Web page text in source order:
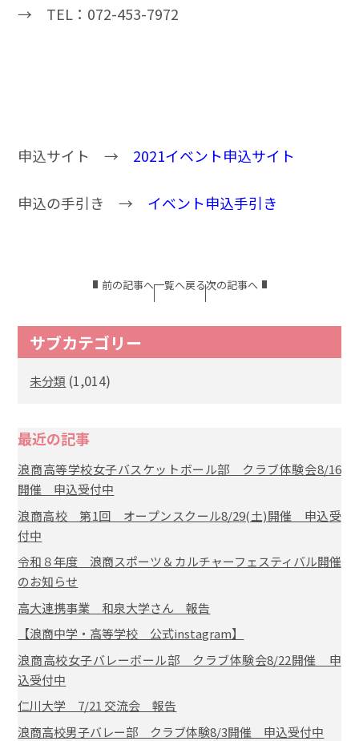
→ TEL：072-453-7972
申込サイト → 2021イベント申込サイト
申込の手引き → イベント申込手引き
前の記事へ一覧へ戻る次の記事へ
サブカテゴリー
未分類 (1,014)
最近の記事
浪商高等学校女子バスケットボール部 クラブ体験会8/16
開催 申込受付中
浪商高校 第1回 オープンスクール8/29(土)開催 申込受
付中
令和８年度 浪商スポーツ＆カルチャーフェスティバル開催
のお知らせ
高大連携事業 和泉大学さん 報告
【浪商中学・高等学校 公式instagram】
浪商高校女子バレーボール部 クラブ体験会8/22開催 申
込受付中
仁川大学 7/21 交流会 報告
浪商高校男子バレー部 クラブ体験8/3開催 申込受付中